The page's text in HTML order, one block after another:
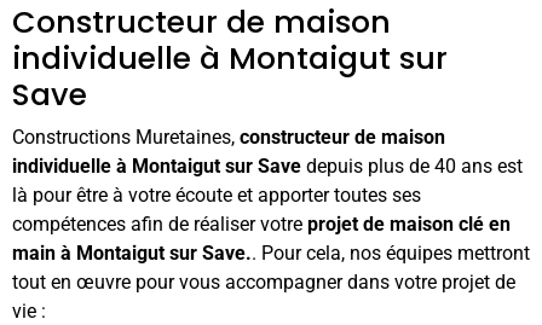
Constructeur de maison
individuelle à Montaigut sur
Save
Constructions Muretaines, constructeur de maison
individuelle à Montaigut sur Save depuis plus de 40 ans est
là pour être à votre écoute et apporter toutes ses
compétences afin de réaliser votre projet de maison clé en
main à Montaigut sur Save.. Pour cela, nos équipes mettront
tout en œuvre pour vous accompagner dans votre projet de
vie :